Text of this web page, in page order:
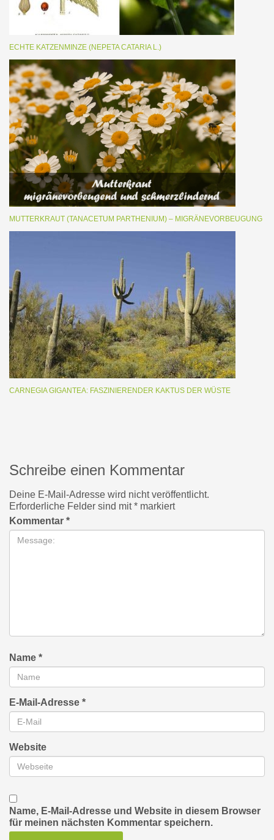
ECHTE KATZENMINZE (NEPETA CATARIA L.)
MUTTERKRAUT (TANACETUM PARTHENIUM) – MIGRÄNEVORBEUGUNG
CARNEGIA GIGANTEA: FASZINIERENDER KAKTUS DER WÜSTE
Schreibe einen Kommentar
Deine E-Mail-Adresse wird nicht veröffentlicht.
Erforderliche Felder sind mit* markiert
Kommentar *
Name *
E-Mail-Adresse *
Website
Name, E-Mail-Adresse und Website in diesem Browser
für meinen nächsten Kommentar speichern.